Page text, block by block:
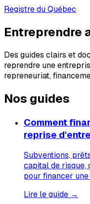
Registre du Québec
Entreprendre
Des guides clairs et
reprendre une
repreneuriat,
Nos guides
Comment
reprise
Subventions,
capital de risque,
pour financer
Lire le guide →